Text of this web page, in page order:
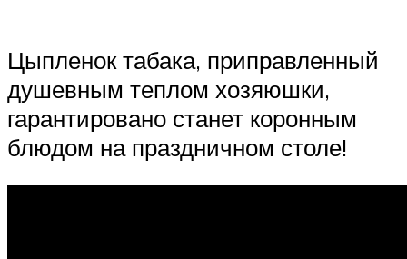
Цыпленок табака, приправленный
душевным теплом хозяюшки,
гарантировано станет коронным
блюдом на праздничном столе!